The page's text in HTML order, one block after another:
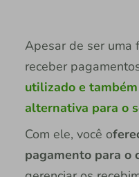
Apesar de ser uma
receber
utilizado e
alternativa para o
Com ele, você o
pagamento para o